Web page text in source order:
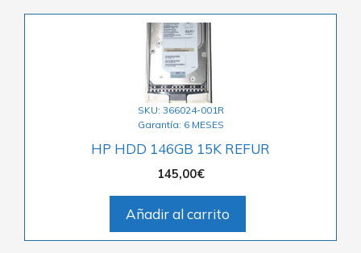
SKU: 366024-001R
Garantía: 6 MESES
HP HDD 146GB 15K REFUR
145,00€
Añadir al carrito